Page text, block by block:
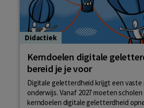
Didactiek
Kerndoelen digitale
bereid je je voor
Digitale geletterdheid krijgt een vaste
onderwijs. Vanaf 2027 moeten
kerndoelen digitale geletterdheid